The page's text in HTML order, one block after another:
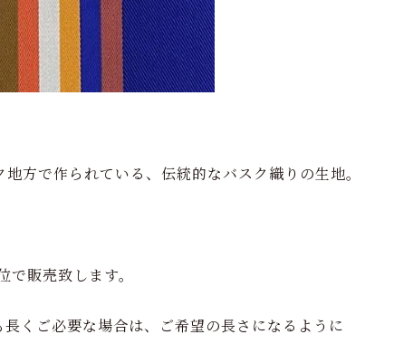
方で作られている、伝統的なバスク織りの生地。
販売致します。
くご必要な場合は、ご希望の長さになるように